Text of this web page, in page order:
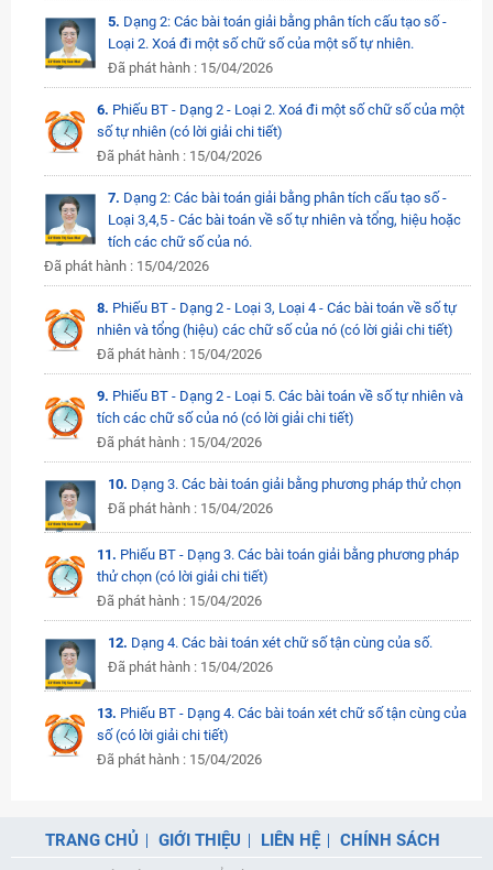
5. Dạng 2: Các bài toán giải bằng phân tích cấu tạo số -
Loại 2. Xoá đi một số chữ số của một số tự nhiên.
Đã phát hành : 15/04/2026
6. Phiếu BT - Dạng 2 - Loại 2. Xoá đi một số chữ số của một
số tự nhiên (có lời giải chi tiết)
Đã phát hành : 15/04/2026
7. Dạng 2: Các bài toán giải bằng phân tích cấu tạo số -
Loại 3,4,5 - Các bài toán về số tự nhiên và tổng, hiệu hoặc
tích các chữ số của nó.
Đã phát hành : 15/04/2026
8. Phiếu BT - Dạng 2 - Loại 3, Loại 4 - Các bài toán về số tự
nhiên và tổng (hiệu) các chữ số của nó (có lời giải chi tiết)
Đã phát hành : 15/04/2026
9. Phiếu BT - Dạng 2 - Loại 5. Các bài toán về số tự nhiên và
tích các chữ số của nó (có lời giải chi tiết)
Đã phát hành : 15/04/2026
10. Dạng 3. Các bài toán giải bằng phương pháp thử chọn
Đã phát hành : 15/04/2026
11. Phiếu BT - Dạng 3. Các bài toán giải bằng phương pháp
thử chọn (có lời giải chi tiết)
Đã phát hành : 15/04/2026
12. Dạng 4. Các bài toán xét chữ số tận cùng của số.
Đã phát hành : 15/04/2026
13. Phiếu BT - Dạng 4. Các bài toán xét chữ số tận cùng của
số (có lời giải chi tiết)
Đã phát hành : 15/04/2026
TRANG CHỦ GIỚI THIỆU LIÊN HỆ CHÍNH SÁCH